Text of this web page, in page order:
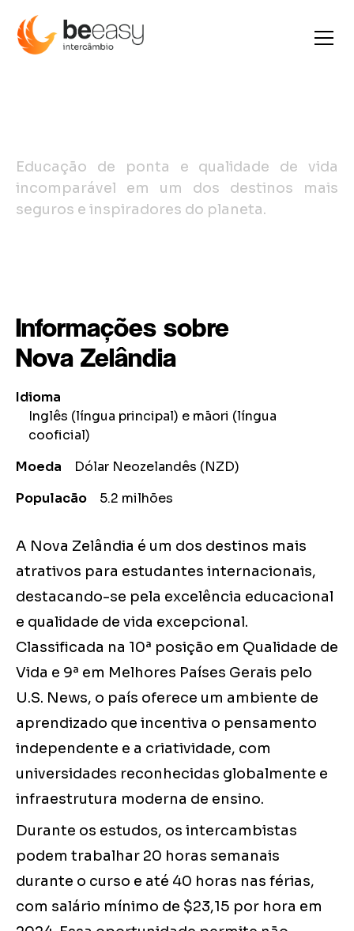
Educação de ponta e qualidade de vida
incomparável em um dos destinos mais
seguros e inspiradores do planeta.
Informações sobre
Nova Zelândia
Idioma
Inglês (língua principal) e māori (língua
cooficial)
Moeda
Dólar Neozelandês (NZD)
Populacão
5.2 milhões
A Nova Zelândia é um dos destinos mais
atrativos para estudantes internacionais,
destacando-se pela excelência educacional
e qualidade de vida excepcional.
Classificada na 10ª posição em Qualidade de
Vida e 9ª em Melhores Países Gerais pelo
U.S. News, o país oferece um ambiente de
aprendizado que incentiva o pensamento
independente e a criatividade, com
universidades reconhecidas globalmente e
infraestrutura moderna de ensino.
Durante os estudos, os intercambistas
podem trabalhar 20 horas semanais
durante o curso e até 40 horas nas férias,
com salário mínimo de $23,15 por hora em